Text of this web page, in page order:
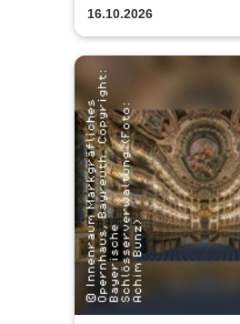
von Opera Classica
16.10.2026